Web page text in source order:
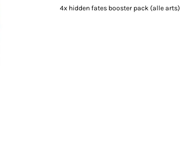
4x hidden fates booster pack (alle arts)